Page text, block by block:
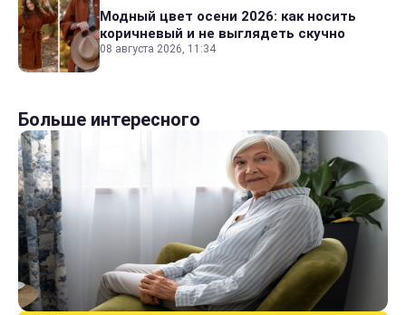
Модный цвет осени 2026: как носить
коричневый и не выглядеть скучно
08 августа 2026, 11:34
Больше интересного